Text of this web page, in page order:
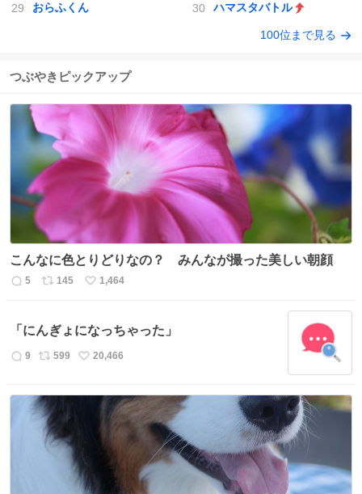
おらふくん ハマスタバトル
100位まで見る
つぶやきピックアップ
こんなに色とりどりなの？ みんなが撮った美しい朝顔
返
数
5
リ
ス
ト
数
145
い
ね
数
1,464
「にんぎょになっちゃった」
返
数
9
リ
ス
ト
数
599
い
ね
20,466